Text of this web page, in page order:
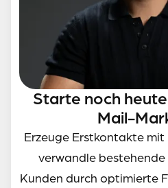
Starte noch
Mail-
Erzeuge Erstkontakte
verwandle
Kunden durch optimierte